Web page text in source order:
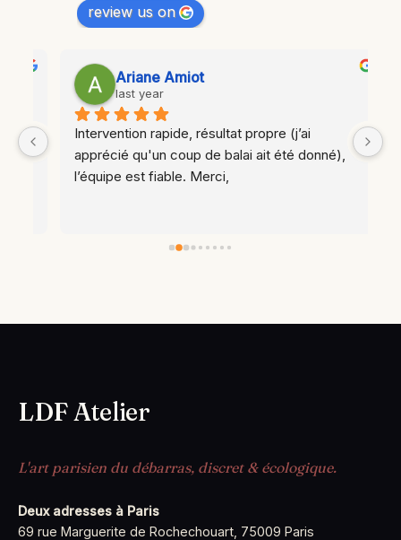
review us on
Ariane Amiot
last year
Intervention rapide, résultat propre (j’ai
apprécié qu'un coup de balai ait été donné),
l’équipe est fiable. Merci,
LDF Atelier
L'art parisien du débarras, discret & écologique.
Deux adresses à Paris
69 rue Marguerite de Rochechouart, 75009 Paris